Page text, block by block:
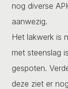
nog diverse
aanwezig.
Het lakwerk is
met steenslag
gespoten.
deze ziet er